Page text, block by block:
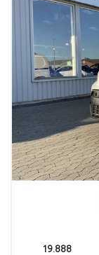
19.888